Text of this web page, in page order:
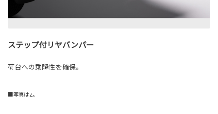
ステップ付リヤバンパー
荷台への乗降性を確保。
■写真はZ。